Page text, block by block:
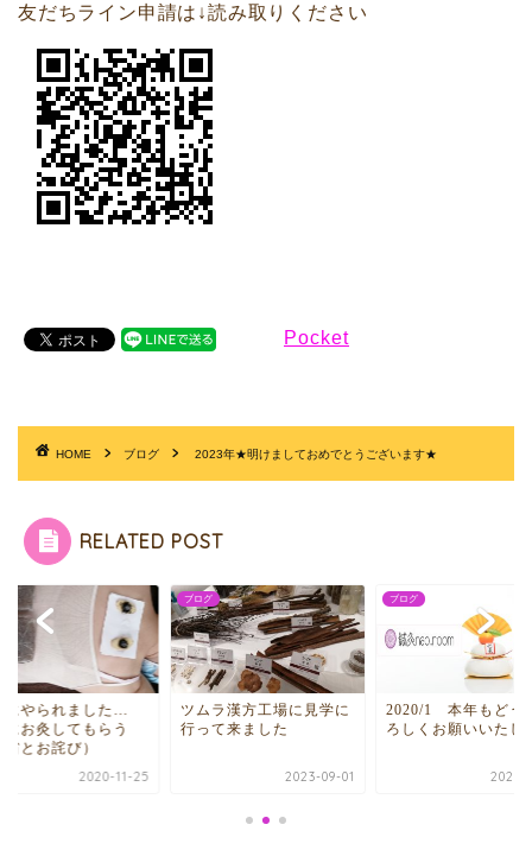
友だちライン申請は↓読み取りください
Pocket
HOME ブログ 2023年★明けましておめでとうございます★
RELATED POST
にやられました…
にお灸してもらう
省とお詫び）
2020-11-25
ブログ
ツムラ漢方工場に見学に
行って来ました
2023-09-01
ブログ
2020/1 本年もどう
ろしくお願いいたし
2020-